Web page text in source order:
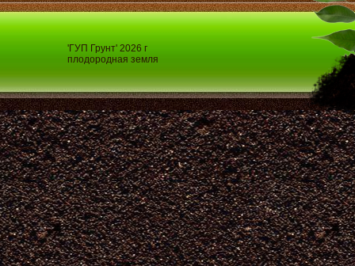
'ГУП Грунт' 2026 г
плодородная земля